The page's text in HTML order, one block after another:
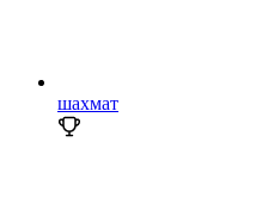
шахмат